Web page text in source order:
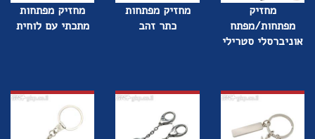
מחזיק
מפתחות/מפתח
אוניברסלי סטרילי
מחזיק מפתחות
כתר זהב
מחזיק מפתחות
מתכתי עם לוחית